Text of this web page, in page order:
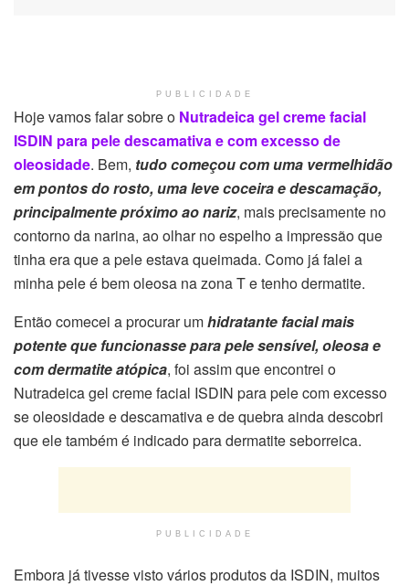
PUBLICIDADE
Hoje vamos falar sobre o Nutradeica gel creme facial
ISDIN para pele descamativa e com excesso de
oleosidade. Bem, tudo começou com uma vermelhidão
em pontos do rosto, uma leve coceira e descamação,
principalmente próximo ao nariz, mais precisamente no
contorno da narina, ao olhar no espelho a impressão que
tinha era que a pele estava queimada. Como já falei a
minha pele é bem oleosa na zona T e tenho dermatite.
Então comecei a procurar umhidratante facial mais
potente que funcionasse para pele sensível, oleosa e
com dermatite atópica, foi assim que encontrei o
Nutradeica gel creme facial ISDIN para pele com excesso
se oleosidade e descamativa e de quebra ainda descobri
que ele também é indicado para dermatite seborreica.
PUBLICIDADE
Embora já tivesse visto vários produtos da ISDIN, muitos